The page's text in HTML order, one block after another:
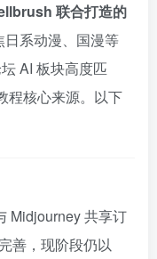
联合打造的
日系动漫、国漫等
AI 板块高度匹
程核心来源。以下
Midjourney 共享订
善，现阶段仍以